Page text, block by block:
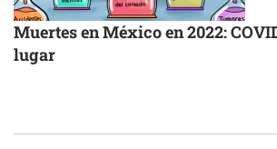
Muertes en México en 2022:
lugar